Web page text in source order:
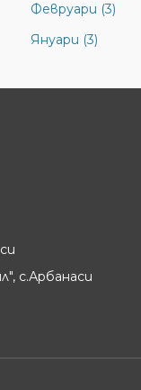
Февруари (3)
Януари (3)
с.Арбанаси